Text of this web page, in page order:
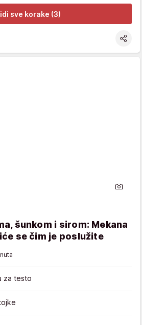
sve korake (3)
šunkom i sirom: Mekana
se čim je poslužite
za testo